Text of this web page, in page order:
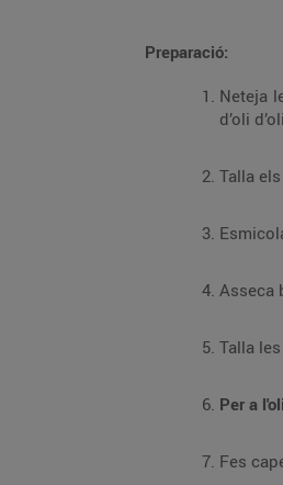
Preparació:
Neteja les
Talla
Talla
Per a